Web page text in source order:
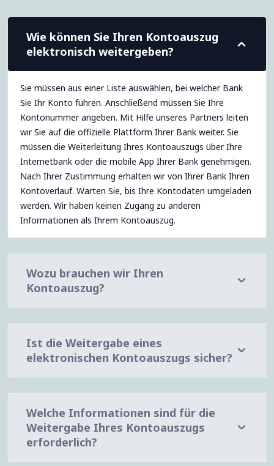
Wie können Sie Ihren Kontoauszug
elektronisch weitergeben?
Sie müssen aus einer Liste auswählen, bei welcher Bank
Sie Ihr Konto führen. Anschließend müssen Sie Ihre
Kontonummer angeben. Mit Hilfe unseres Partners leiten
wir Sie auf die offizielle Plattform Ihrer Bank weiter. Sie
müssen die Weiterleitung Ihres Kontoauszugs über Ihre
Internetbank oder die mobile App Ihrer Bank genehmigen.
Nach Ihrer Zustimmung erhalten wir von Ihrer Bank Ihren
Kontoverlauf. Warten Sie, bis Ihre Kontodaten umgeladen
werden. Wir haben keinen Zugang zu anderen
Informationen als Ihrem Kontoauszug.
Wozu brauchen wir Ihren
Kontoauszug?
Ist die Weitergabe eines
elektronischen Kontoauszugs sicher?
Welche Informationen sind für die
Weitergabe Ihres Kontoauszugs
erforderlich?